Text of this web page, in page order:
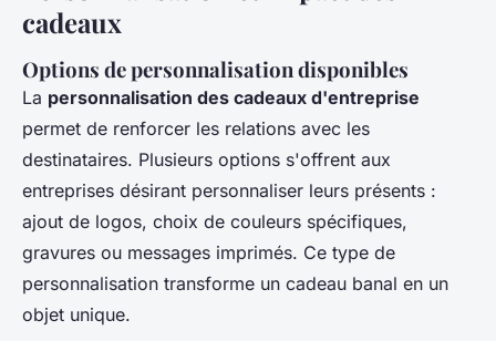
cadeaux
Options de personnalisation disponibles
La personnalisation des cadeaux d'entreprise
permet de renforcer les relations avec les
destinataires. Plusieurs options s'offrent aux
entreprises désirant personnaliser leurs présents :
ajout de logos, choix de couleurs spécifiques,
gravures ou messages imprimés. Ce type de
personnalisation transforme un cadeau banal en un
objet unique.